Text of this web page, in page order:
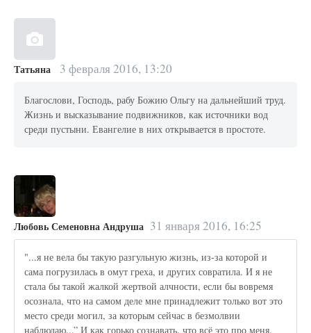
Татьяна 3 февраля 2016, 13:20
Благослови, Господь, рабу Божию Ольгу на дальнейший труд.
Жизнь и высказывание подвижников, как источники вод
среди пустыни. Евангелие в них открывается в простоте.
Любовь Семеновна Андруша 31 января 2016, 16:25
"...я не вела бы такую разгульную жизнь, из-за которой и
сама погрузилась в омут греха, и других совратила. И я не
стала бы такой жалкой жертвой алчности, если бы вовремя
осознала, что на самом деле мне принадлежит только вот это
место среди могил, за которым сейчас в безмолвии
наблюдаю...” И как горько сознавать, что всё это про меня.